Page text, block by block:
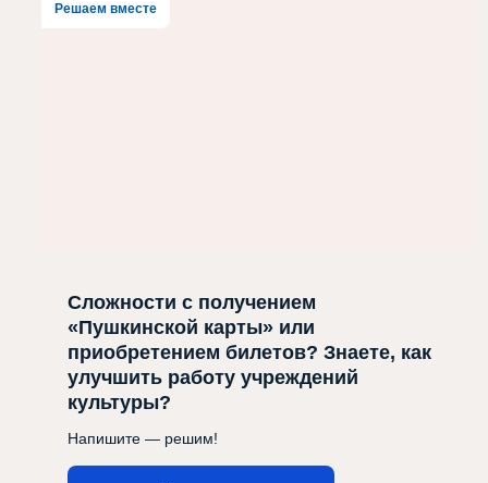
Решаем вместе
Сложности с получением
«Пушкинской карты» или
приобретением билетов? Знаете, как
улучшить работу учреждений
культуры?
Напишите — решим!